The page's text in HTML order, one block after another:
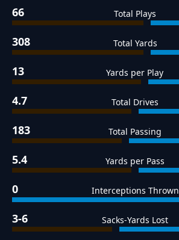
66 Total Plays
308 Total Yards
13 Yards per Play
4.7 Total Drives
183 Total Passing
5.4 Yards per Pass
0 Interceptions Thrown
3-6 Sacks-Yards Lost